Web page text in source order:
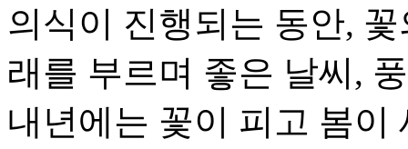
의식이 진행되는 동안,
래를 부르며 좋은 날씨,
내년에는 꽃이 피고 봄이